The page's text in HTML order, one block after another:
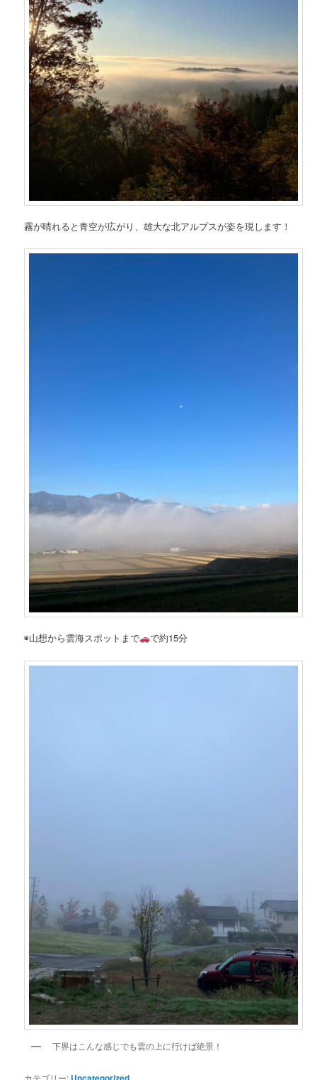
霧が晴れると青空が広がり、雄大な北アルプスが姿を現します！
◉山想から雲海スポットまで で約15分
下界はこんな感じでも雲の上に行けば絶景！